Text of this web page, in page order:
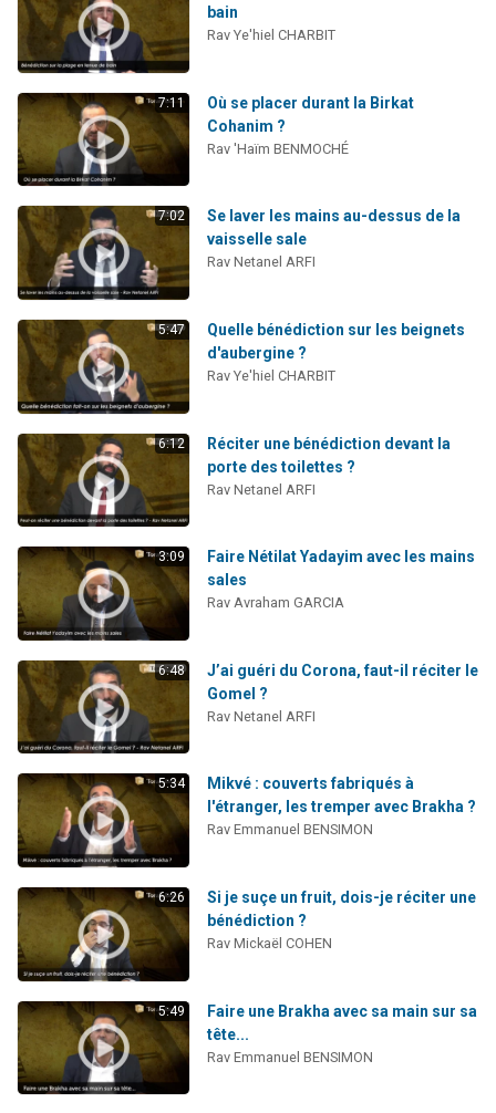
bain
Rav Ye'hiel CHARBIT
7:11
Où se placer durant la Birkat
Cohanim ?
Rav 'Haïm BENMOCHÉ
7:02
Se laver les mains au-dessus de la
vaisselle sale
Rav Netanel ARFI
5:47
Quelle bénédiction sur les beignets
d'aubergine ?
Rav Ye'hiel CHARBIT
6:12
Réciter une bénédiction devant la
porte des toilettes ?
Rav Netanel ARFI
3:09
Faire Nétilat Yadayim avec les mains
sales
Rav Avraham GARCIA
6:48
J’ai guéri du Corona, faut-il réciter le
Gomel ?
Rav Netanel ARFI
5:34
Mikvé : couverts fabriqués à
l'étranger, les tremper avec Brakha ?
Rav Emmanuel BENSIMON
6:26
Si je suçe un fruit, dois-je réciter une
bénédiction ?
Rav Mickaël COHEN
5:49
Faire une Brakha avec sa main sur sa
tête...
Rav Emmanuel BENSIMON